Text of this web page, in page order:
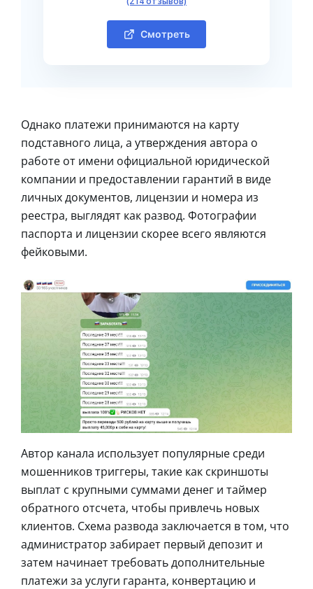
Смотреть
Однако платежи принимаются на карту
подставного лица, а утверждения автора о
работе от имени официальной юридической
компании и предоставлении гарантий в виде
личных документов, лицензии и номера из
реестра, выглядят как развод. Фотографии
паспорта и лицензии скорее всего являются
фейковыми.
Автор канала использует популярные среди
мошенников триггеры, такие как скриншоты
выплат с крупными суммами денег и таймер
обратного отсчета, чтобы привлечь новых
клиентов. Схема развода заключается в том, что
администратор забирает первый депозит и
затем начинает требовать дополнительные
платежи за услуги гаранта, конвертацию и